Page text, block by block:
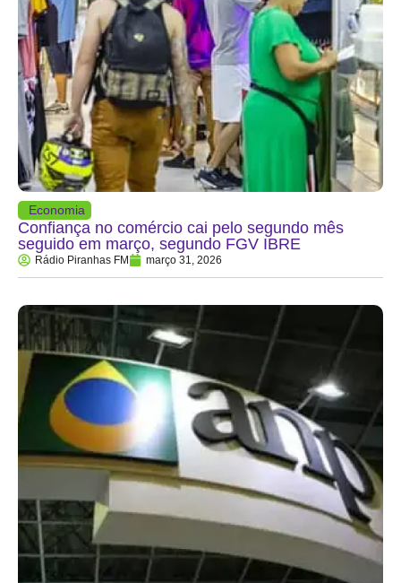
Economia
Confiança no comércio cai pelo segundo mês
seguido em março, segundo FGV IBRE
Rádio Piranhas FM março 31, 2026